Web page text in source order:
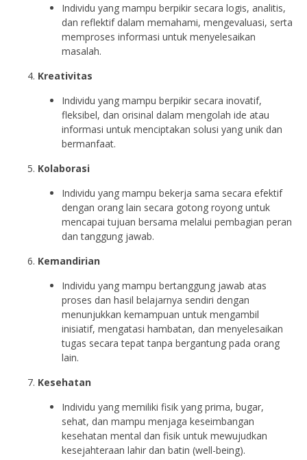
Individu yang mampu berpikir secara logis, analitis,
dan reflektif dalam memahami, mengevaluasi, serta
memproses informasi untuk menyelesaikan
masalah.
Kreativitas
Individu yang mampu berpikir secara inovatif,
fleksibel, dan orisinal dalam mengolah ide atau
informasi untuk menciptakan solusi yang unik dan
bermanfaat.
Kolaborasi
Individu yang mampu bekerja sama secara efektif
dengan orang lain secara gotong royong untuk
mencapai tujuan bersama melalui pembagian peran
dan tanggung jawab.
Kemandirian
Individu yang mampu bertanggung jawab atas
proses dan hasil belajarnya sendiri dengan
menunjukkan kemampuan untuk mengambil
inisiatif, mengatasi hambatan, dan menyelesaikan
tugas secara tepat tanpa bergantung pada orang
lain.
Kesehatan
Individu yang memiliki fisik yang prima, bugar,
sehat, dan mampu menjaga keseimbangan
kesehatan mental dan fisik untuk mewujudkan
kesejahteraan lahir dan batin (well-being).